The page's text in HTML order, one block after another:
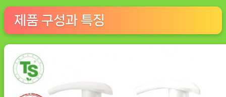
트
[DOGNOW
제품 구성과 특징